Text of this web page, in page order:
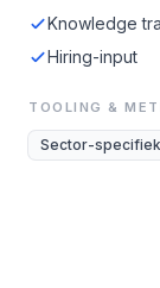
Knowledge
Hiring-input
TOOLING &
Sector-specifiek